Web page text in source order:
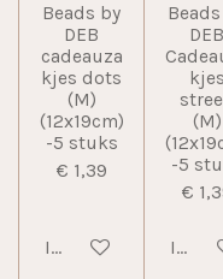
Beads by
DEB
cadeauza
kjes dots
(M)
(12x19cm)
-5 stuks
€ 1,39
In winkelwagen
DEB
kjes
(M)
-5
€
In